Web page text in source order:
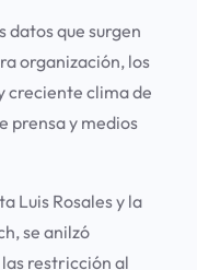
datos que surgen
organización, los
creciente clima de
prensa y medios
Luis Rosales y la
se anilzó
restricción al